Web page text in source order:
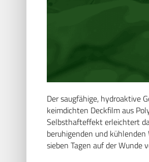
Der saugfähige, hydroaktive
keimdichten Deckfilm aus
Selbsthafteffekt erleichtert
beruhigenden und
sieben Tagen auf der Wunde